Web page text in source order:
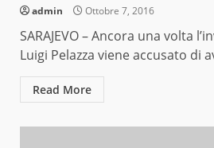
admin Ottobre 7, 2016
SARAJEVO – Ancora una volta
Luigi Pelazza viene accusato di
Read More